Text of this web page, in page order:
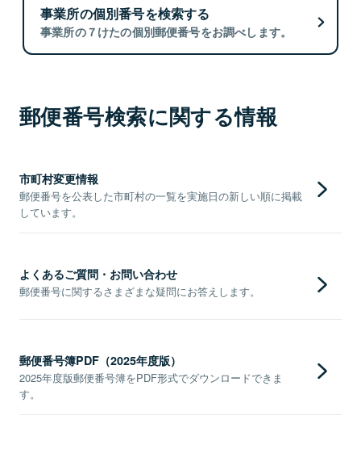
事業所の個別番号を検索する
事業所の７けたの個別郵便番号をお調べします。
郵便番号検索に関する情報
市町村変更情報
郵便番号を公表した市町村の一覧を実施日の新しい順に掲載
しています。
よくあるご質問・お問い合わせ
郵便番号に関するさまざまな疑問にお答えします。
郵便番号簿PDF（2025年度版）
2025年度版郵便番号簿をPDF形式でダウンロードできま
す。